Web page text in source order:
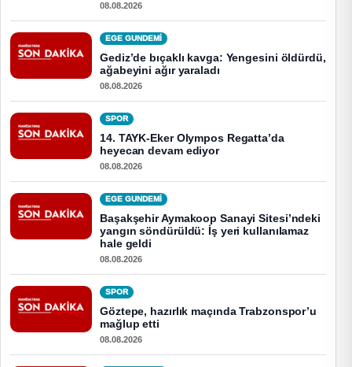
08.08.2026
EGE GUNDEMİ
Gediz’de bıçaklı kavga: Yengesini öldürdü,
ağabeyini ağır yaraladı
08.08.2026
SPOR
14. TAYK-Eker Olympos Regatta’da
heyecan devam ediyor
08.08.2026
EGE GUNDEMİ
Başakşehir Aymakoop Sanayi Sitesi’ndeki
yangın söndürüldü: İş yeri kullanılamaz
hale geldi
08.08.2026
SPOR
Göztepe, hazırlık maçında Trabzonspor’u
mağlup etti
08.08.2026